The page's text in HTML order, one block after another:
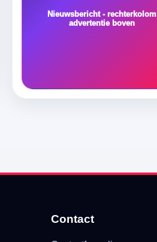
Nieuwsbericht - rechterkolom
advertentie boven
Contact